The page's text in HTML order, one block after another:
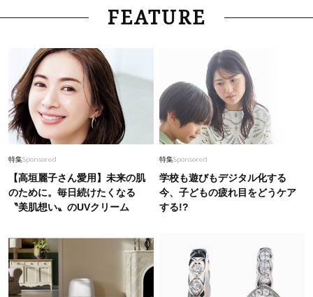
FEATURE
特集Sponsored
【高垣麗子さん愛用】未来の肌
のために。毎日続けたくなる
〝美肌想い〟のUVクリーム
特集Sponsored
学校も遊びもデジタル化する
今、子どもの疲れ目をどうケア
する!?